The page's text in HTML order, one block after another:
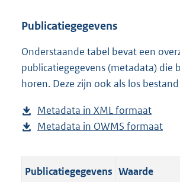
w
l
o
a
p
u
l
s
a
n
d
g
r
o
Publicatiegegevens
Onderstaande tabel bevat een
publicatiegegevens (metadata) die
horen. Deze zijn ook als los
Metadata in XML formaat
e
a
Metadata in OWMS formaat
Publicatiegegevens Waarde